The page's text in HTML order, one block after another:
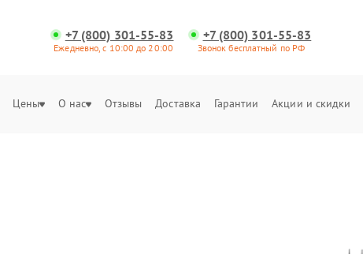
+7 (800) 301-55-83
Ежедневно, с 10:00 до 20:00
+7 (800) 301-55-83
Звонок бесплатный по РФ
Цены О нас Отзывы Доставка Гарантии Акции и скидки